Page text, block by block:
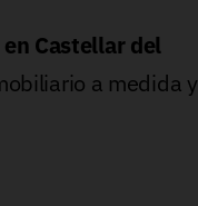
Castellar del
a medida y